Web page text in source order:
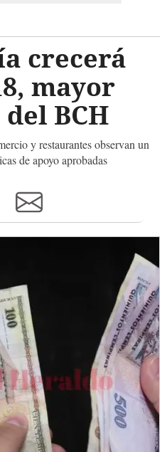
crecerá
mayor
BCH
y restaurantes observan un
de apoyo aprobadas